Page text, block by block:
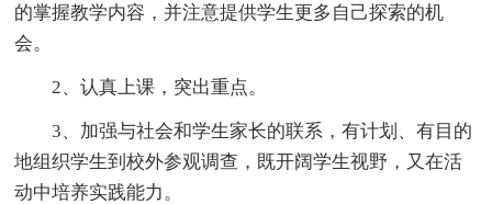
的掌握教学内容，并注意提供学生更多自己探索的机
会。
2、认真上课，突出重点。
3、加强与社会和学生家长的联系，有计划、有目的
地组织学生到校外参观调查，既开阔学生视野，又在活
动中培养实践能力。